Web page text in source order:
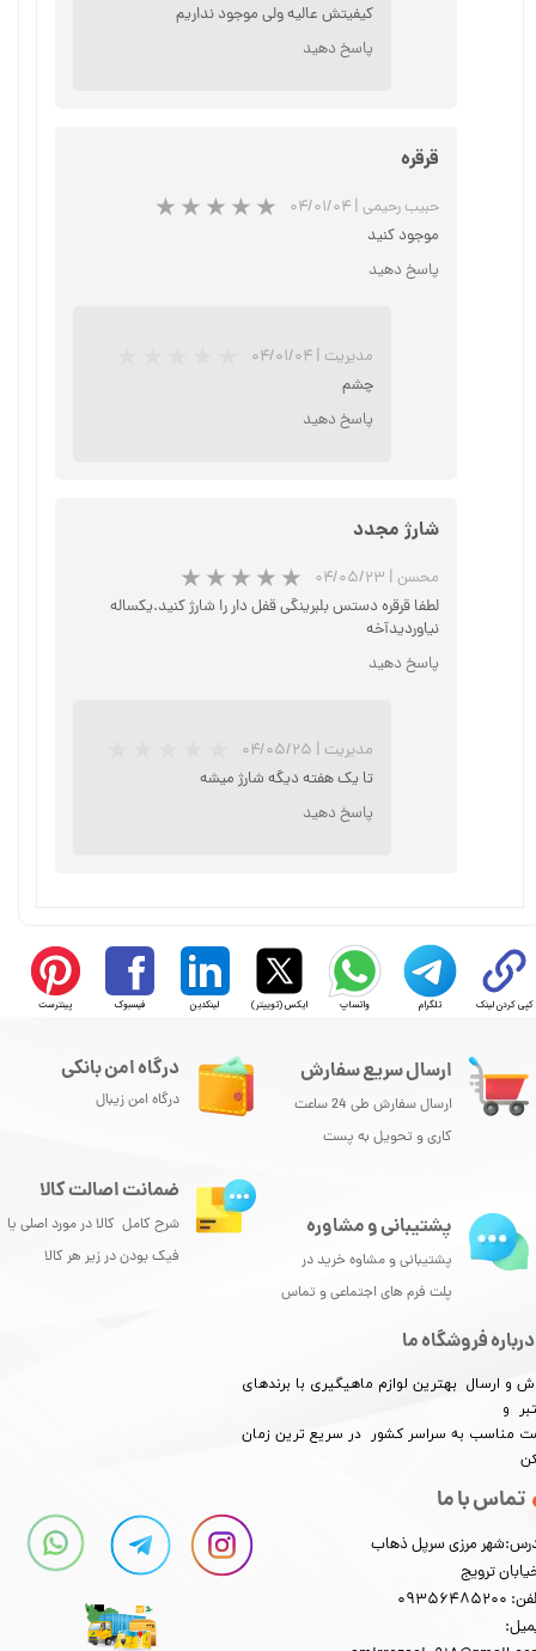
★★★★★
★ ★★ ★★
★★★
کیفیتش عالیه ولی موجود نداریم
پاسخ دهید
قرقره
حبیب رحیمی | ۰۴/۰۱/۰۴
موجود کنید
پاسخ دهید
مدیریت | ۰۴/۰۱/۰۴
چشم
پاسخ دهید
شارژ مجدد
محسن | ۰۴/۰۵/۲۳
لطفا قرقره دستس بلبرینگی قفل دار را شارژ کنید.یکساله
نیاوردیدآخه
پاسخ دهید
مدیریت | ۰۴/۰۵/۲۵
تا یک هفته دیگه شارژ میشه
پاسخ دهید
کپی کردن لینک تلگرام واتساپ ایکس (توییتر) لینکدین فیسبوک پینترست
ارسال سریع سفارش
ارسال سفارش طی 24 ساعت
کاری و تحویل به پست
درباره فروشگاه ما
و ارسال بهترین لوازم ماهیگیری با برندهای
و
مناسب به سراسر کشور در سریع ترین زمان
تماس با ما
مرزی سرپل ذهاب
ترویج
درگاه امن بانکی
درگاه امن زیبال
پشتیبانی و مشاوره
پشتیبانی و مشاوه خرید در
پلت فرم های اجتماعی و تماس
ضمانت اصالت کالا
شرح کامل کالا در مورد اصلی یا
فیک بودن در زیر هر کالا